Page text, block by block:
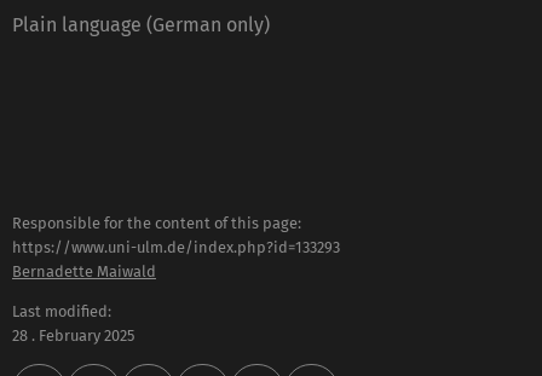
Plain language (German only)
Responsible for the content of this page:
https://www.uni-ulm.de/index.php?id=133293
Bernadette Maiwald
Last modified:
28 . February 2025